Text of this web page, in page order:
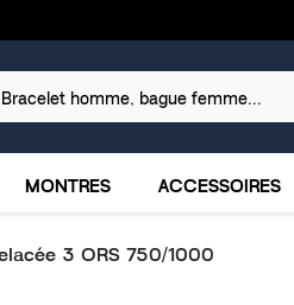
MONTRES ACCESSOIRES
3 ORS 750/1000